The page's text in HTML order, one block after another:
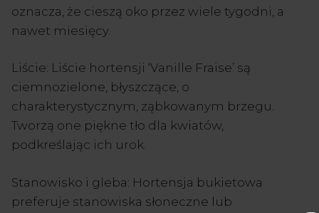
oznacza, że cieszą oko przez wiele tygodni, a
nawet miesięcy.
Liście: Liście hortensji ‘Vanille Fraise’ są
ciemnozielone, błyszczące, o
charakterystycznym, ząbkowanym brzegu.
Tworzą one piękne tło dla kwiatów,
podkreślając ich urok.
Stanowisko i gleba: Hortensja bukietowa
preferuje stanowiska słoneczne lub